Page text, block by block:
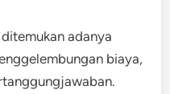
adanya
biaya,